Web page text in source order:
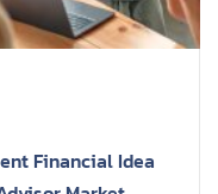
Financial Idea